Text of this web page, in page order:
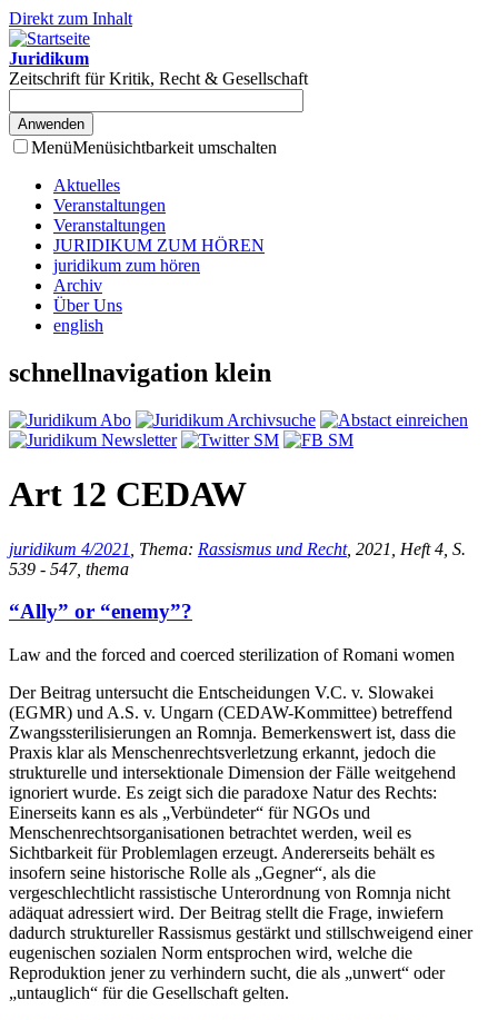
Direkt zum Inhalt
Juridikum
Zeitschrift für Kritik, Recht & Gesellschaft
MenüMenüsichtbarkeit umschalten
Aktuelles
Veranstaltungen
Veranstaltungen
JURIDIKUM ZUM HÖREN
juridikum zum hören
Archiv
Über Uns
english
schnellnavigation klein
Art 12 CEDAW
juridikum 4/2021 , Thema: Rassismus und Recht, 2021, Heft 4, S.
539 - 547, thema
“Ally” or “enemy”?
Law and the forced and coerced sterilization of Romani women
Der Beitrag untersucht die Entscheidungen V.C. v. Slowakei
(EGMR) und A.S. v. Ungarn (CEDAW-Kommittee) betreffend
Zwangssterilisierungen an Romnja. Bemerkenswert ist, dass die
Praxis klar als Menschenrechtsverletzung erkannt, jedoch die
strukturelle und intersektionale Dimension der Fälle weitgehend
ignoriert wurde. Es zeigt sich die paradoxe Natur des Rechts:
Einerseits kann es als „Verbündeter“ für NGOs und
Menschenrechtsorganisationen betrachtet werden, weil es
Sichtbarkeit für Problemlagen erzeugt. Andererseits behält es
insofern seine historische Rolle als „Gegner“, als die
vergeschlechtlicht rassistische Unterordnung von Romnja nicht
adäquat adressiert wird. Der Beitrag stellt die Frage, inwiefern
dadurch struktureller Rassismus gestärkt und stillschweigend einer
eugenischen sozialen Norm entsprochen wird, welche die
Reproduktion jener zu verhindern sucht, die als „unwert“ oder
„untauglich“ für die Gesellschaft gelten.